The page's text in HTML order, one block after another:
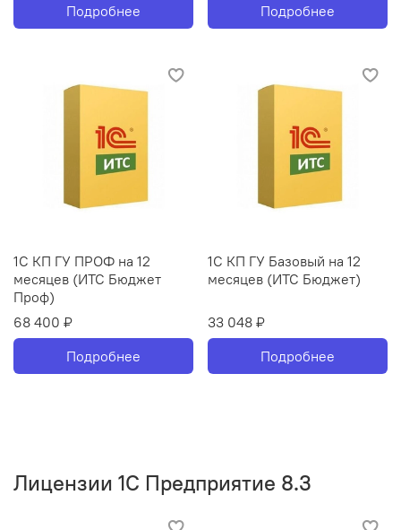
Подробнее Подробнее
1С КП ГУ ПРОФ на 12
месяцев (ИТС Бюджет
Проф)
68 400 ₽
Подробнее
1С КП ГУ Базовый на 12
месяцев (ИТС Бюджет)
33 048 ₽
Подробнее
Лицензии 1С Предприятие 8.3